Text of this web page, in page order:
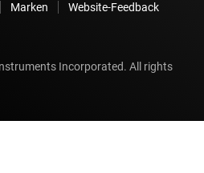
Marken
Website-Feedback
Incorporated. All rights